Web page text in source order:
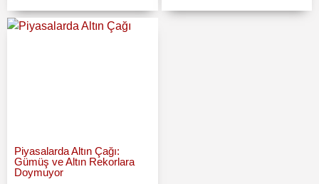
Piyasalarda Altın Çağı:
Gümüş ve Altın Rekorlara
Doymuyor